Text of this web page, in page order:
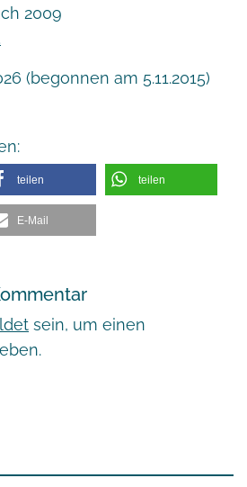
2009
(begonnen am 5.11.2015)
teilen teilen
E-Mail
sein, um einen